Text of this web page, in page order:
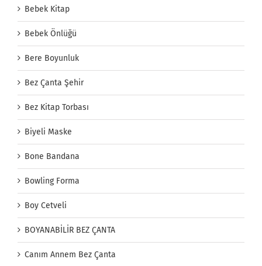
Bebek Kitap
Bebek Önlüğü
Bere Boyunluk
Bez Çanta Şehir
Bez Kitap Torbası
Biyeli Maske
Bone Bandana
Bowling Forma
Boy Cetveli
BOYANABİLİR BEZ ÇANTA
Canım Annem Bez Çanta